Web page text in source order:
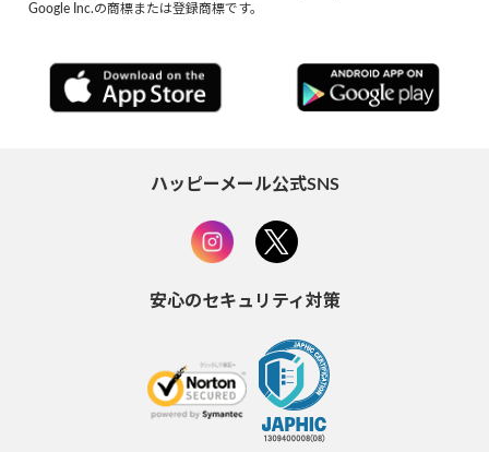
Google Inc.の商標または登録商標です。
ハッピーメール公式SNS
安心のセキュリティ対策